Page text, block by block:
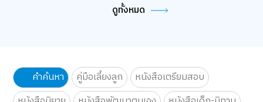
ดูทั้งหมด
คำค้นหา คู่มือเลี้ยงลูก
หนังสือเตรียมสอบ